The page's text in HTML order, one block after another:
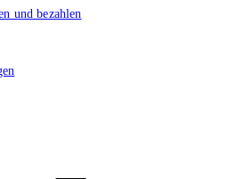
und bezahlen